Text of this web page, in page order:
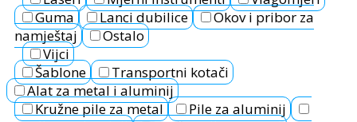
Guma
Lanci dubilice
Okov i pribor za
namještaj
Ostalo
Vijci
Šablone
Transportni kotači
Alat za metal i aluminij
Kružne pile za metal
Pile za aluminij